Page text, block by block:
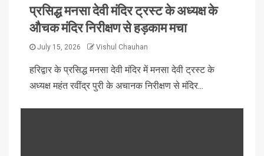
प्रसिद्ध मनसा देवी मंदिर ट्रस्ट के अध्यक्ष के
औचक मंदिर निरीक्षण से हड़काम मचा
July 15, 2026 Vishul Chauhan
हरिद्वार के प्रसिद्ध मनसा देवी मंदिर में मनसा देवी ट्रस्ट के
अध्यक्ष महंत रवींद्र पुरी के अचानक निरीक्षण से मंदिर...